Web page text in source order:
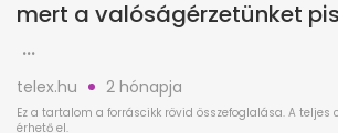
mert a valóságérzetünket
telex.hu 2 hónapja